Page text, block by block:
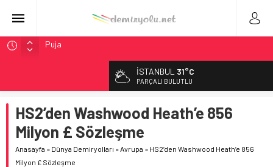
Chicago’da Metra Polisi BVLOS Drone’larla Müdahale
NJ Transit’ten Tarihi Bütçe: 46 Yılın Rekoru Onaylandı
Rocky Mountain, Güneş Enerjili Tesisten İlk Rayı Sevk Etti
AAR, MIT ve Berkeley Dahil 4 Üniversiteyle Araştırma
Konsorsiyumu Başlattı
Northern Railway Doğruladı: 308 Bin Rupiye Özel Vagonda
Puja
İSTANBUL 31°C
PARÇALI BULUTLU
HS2’den Washwood Heath’e 856
Milyon £ Sözleşme
Anasayfa » Dünya Demiryolları »Avrupa » HS2’den Washwood Heath’e 856
Milyon £ Sözleşme